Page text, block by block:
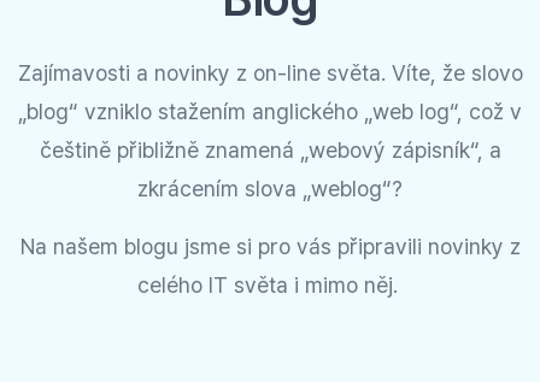
Zajímavosti a novinky z on-line světa. Víte, že slovo
„blog“ vzniklo stažením anglického „web log“, což v
češtině přibližně znamená „webový zápisník“, a
zkrácením slova „weblog“?
Na našem blogu jsme si pro vás připravili novinky z
celého IT světa i mimo něj.